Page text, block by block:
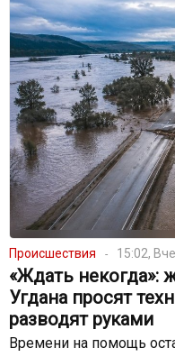
Происшествия 15:02,
«Ждать некогда»:
Угдана просят
разводят руками
Времени на помощь